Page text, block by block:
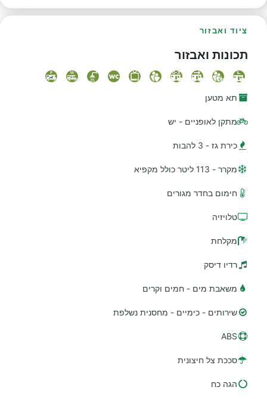
ציוד ואבזור
תכונות ואבזור
תא מטען
מתקן לאופניים - יש
כירת גז - 3 להבות
מקרר - 113 ליטר כולל מקפיא
חימום בחדר מגורים
טלויזיה
מקלחת
רדיו דיסק
משאבת מים - חמים וקרים
שירותים - כימיים - מחסנית נשלפת
ABS
סככת צל חיצונית
הגה כח